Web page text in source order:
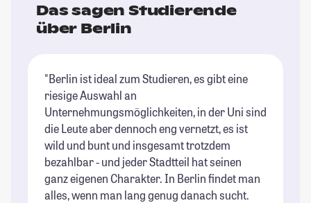
Das sagen Studierende
über Berlin
"Berlin ist ideal zum Studieren, es gibt eine
riesige Auswahl an
Unternehmungsmöglichkeiten, in der Uni sind
die Leute aber dennoch eng vernetzt, es ist
wild und bunt und insgesamt trotzdem
bezahlbar - und jeder Stadtteil hat seinen
ganz eigenen Charakter. In Berlin findet man
alles, wenn man lang genug danach sucht.